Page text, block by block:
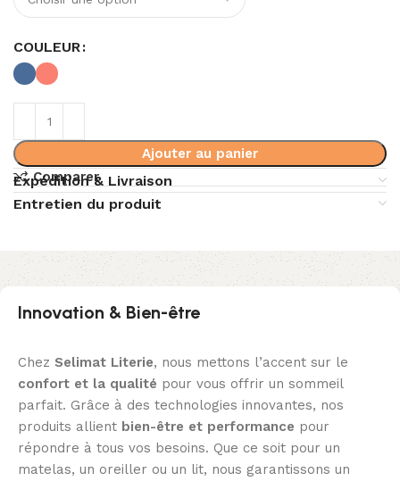
COULEUR
Ajouter au panier
Comparer
Expédition & Livraison
Entretien du produit
Innovation & Bien-être
Chez Selimat Literie, nous mettons l’accent sur le
confort et la qualité pour vous offrir un sommeil
parfait. Grâce à des technologies innovantes, nos
produits allient bien-être et performance pour
répondre à tous vos besoins. Que ce soit pour un
matelas, un oreiller ou un lit, nous garantissons un